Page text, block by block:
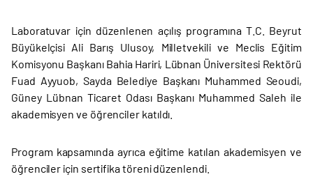
Laboratuvar için düzenlenen açılış programına T.C. Beyrut
Büyükelçisi Ali Barış Ulusoy, Milletvekili ve Meclis Eğitim
Komisyonu Başkanı Bahia Hariri, Lübnan Üniversitesi Rektörü
Fuad Ayyuob, Sayda Belediye Başkanı Muhammed Seoudi,
Güney Lübnan Ticaret Odası Başkanı Muhammed Saleh ile
akademisyen ve öğrenciler katıldı.
Program kapsamında ayrıca eğitime katılan akademisyen ve
öğrenciler için sertifika töreni düzenlendi.